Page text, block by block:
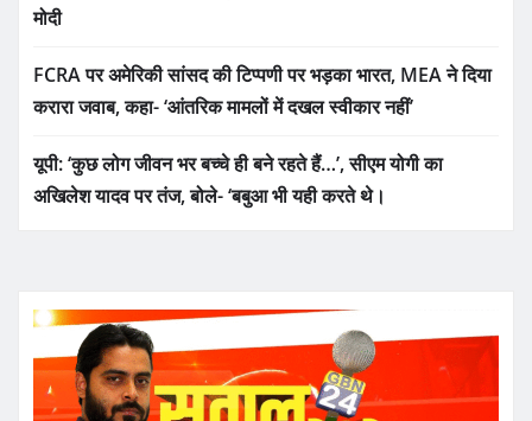
मोदी
FCRA पर अमेरिकी सांसद की टिप्पणी पर भड़का भारत, MEA ने दिया
करारा जवाब, कहा- ‘आंतरिक मामलों में दखल स्वीकार नहीं’
यूपी: ‘कुछ लोग जीवन भर बच्चे ही बने रहते हैं…’, सीएम योगी का
अखिलेश यादव पर तंज, बोले- ‘बबुआ भी यही करते थे।